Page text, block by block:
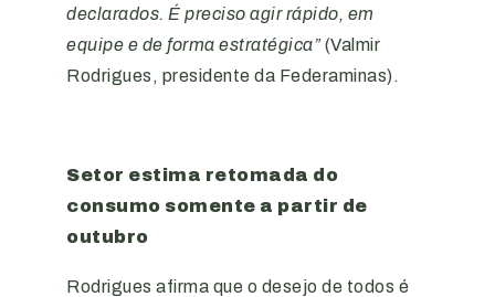
declarados. É preciso agir rápido, em
equipe e de forma estratégica” (Valmir
Rodrigues, presidente da Federaminas).
Setor estima retomada do
consumo somente a partir de
outubro
Rodrigues afirma que o desejo de todos é